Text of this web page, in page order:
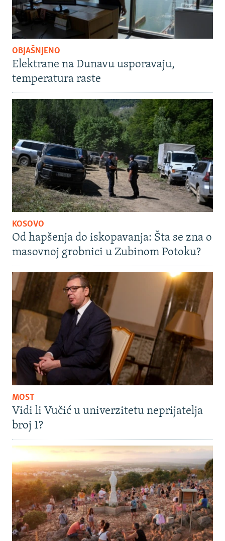
OBJAŠNJENO
Elektrane na Dunavu usporavaju,
temperatura raste
KOSOVO
Od hapšenja do iskopavanja: Šta se zna o
masovnoj grobnici u Zubinom Potoku?
MOST
Vidi li Vučić u univerzitetu neprijatelja
broj 1?